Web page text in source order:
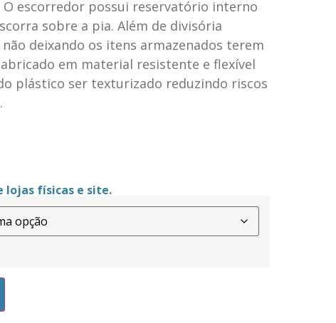
escorredor possui reservatório interno
sobre a pia. Além de divisória
deixando os itens armazenados terem
em material resistente e flexível
plástico ser texturizado reduzindo riscos
lojas físicas e site.